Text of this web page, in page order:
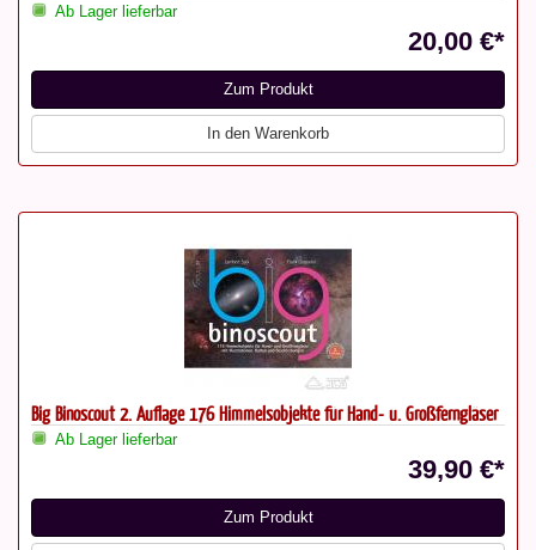
Ab Lager lieferbar
20,00 €*
Zum Produkt
In den Warenkorb
Big Binoscout 2. Auflage 176 Himmelsobjekte für Hand- u. Großferngläser
Ab Lager lieferbar
39,90 €*
Zum Produkt